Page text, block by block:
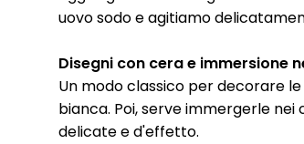
uovo sodo e agitiamo
Disegni con cera e immersione
Un modo classico per decorare
bianca. Poi, serve immergerle
delicate e d'effetto.